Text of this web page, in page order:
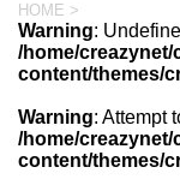
HOME >
Warning:
/home/
content/themes/
Warning: Attempt
/home/
content/themes/